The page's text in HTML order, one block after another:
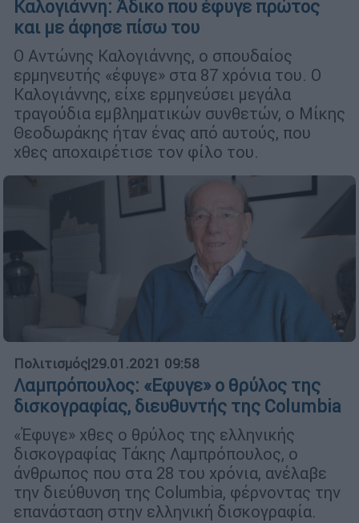
Καλογιάννη: Άδικο που έφυγε πρώτος
και με άφησε πίσω του
Ο Αντώνης Καλογιάννης, ο σπουδαίος
ερμηνευτής «έφυγε» στα 87 χρόνια του. Ο
Καλογιάννης, είχε ερμηνεύσει μεγάλα
τραγούδια εμβληματικών συνθετών, ο Μίκης
Θεοδωράκης ήταν ένας από αυτούς, που
χθες αποχαιρέτισε τον φίλο του.
Πολιτισμός|29.01.2021 09:58
Λαμπρόπουλος: «Εφυγε» ο θρύλος της
δισκογραφίας, διευθυντής της Columbia
«Έφυγε» χθες ο θρύλος της ελληνικής
δισκογραφίας Τάκης Λαμπρόπουλος, ο
άνθρωπος που στα 28 του χρόνια, ανέλαβε
την διεύθυνση της Columbia, φέρνοντας την
επανάσταση στην ελληνική δισκογραφία.